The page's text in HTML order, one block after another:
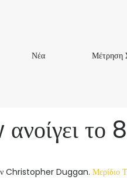
ΝέαΝέα Μέτρηση
το
Christopher Duggan. Μερίδιο